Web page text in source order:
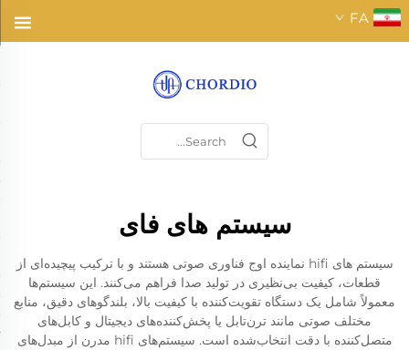
FA
سیستم های فای
سیستم های hifi نماینده اوج فناوری صوتی هستند و با ترکیب پیچیده‌ای از
قطعات، کیفیت بی‌نظیری در تولید صدا فراهم می‌کنند. این سیستم‌ها
معمولاً شامل یک دستگاه تقویت‌کننده با کیفیت بالا، بلندگوهای دقیق، منابع
مختلف صوتی مانند ترن‌تابل یا پخش‌کننده‌های دیجیتال و کابل‌های
متصل‌کننده با دقت انتخاب‌شده است. سیستم‌های hifi مدرن از مبدل‌های